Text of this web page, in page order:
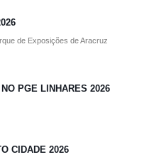
de Exposições de Aracruz
PGE LINHARES 2026
CIDADE 2026